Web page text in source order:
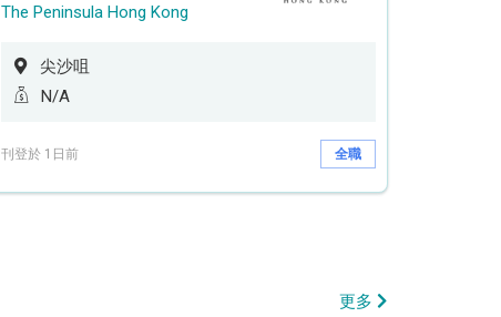
The Peninsula Hong Kong
尖沙咀
N/A
刊登於 1日前 全職
更多